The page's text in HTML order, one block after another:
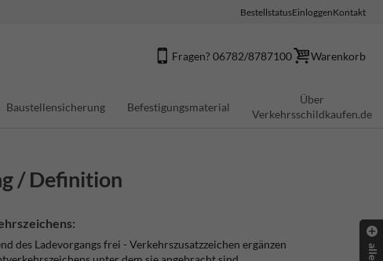
BestellstatusEinloggenKontakt
Fragen? 06782/8787100 Warenkorb
Baustellensicherung Befestigungsmaterial
Über
Verkehrsschildkaufen.de
/ Definition
des Ladevorgangs frei - Verkehrszusatzzeichen ergänzen